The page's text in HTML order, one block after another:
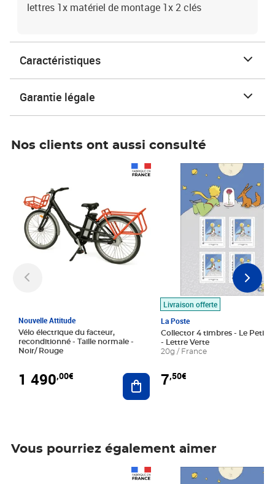
lettres 1x matériel de montage 1x 2 clés
Caractéristiques
Garantie légale
Nos clients ont aussi consulté
Nouvelle Attitude
Vélo électrique du facteur,
reconditionné - Taille normale -
Noir/ Rouge
1 490,00€ Ajouter au panier
Livraison offerte
La Poste
Collector 4 timbres - Le Petit
- Lettre Verte
20g / France
7,50€
Prix 7,50€
Vous pourriez également aimer
Prix 7,50€